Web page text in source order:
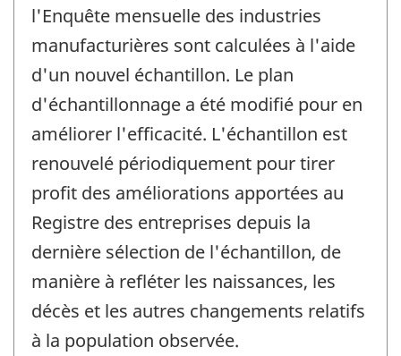
-l'Enquête mensuelle des industries
manufacturières sont calculées à l'aide
d'un nouvel échantillon. Le plan
d'échantillonnage a été modifié pour en
améliorer l'efficacité. L'échantillon est
renouvelé périodiquement pour tirer
profit des améliorations apportées au
Registre des entreprises depuis la
dernière sélection de l'échantillon, de
manière à refléter les naissances, les
décès et les autres changements relatifs
à la population observée.